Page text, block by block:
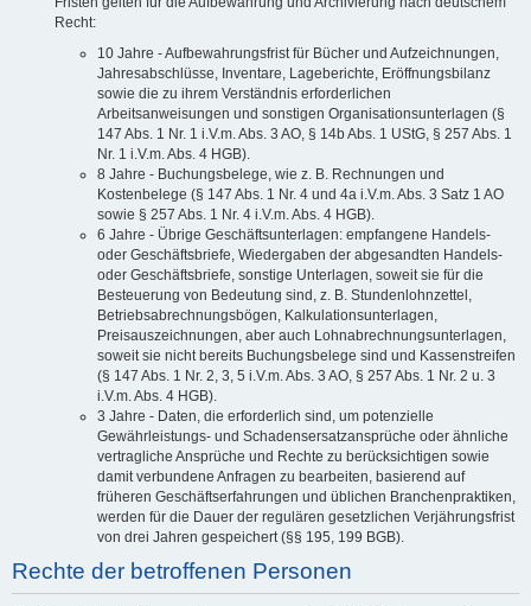
Recht:
10 Jahre - Aufbewahrungsfrist für Bücher und Aufzeichnungen,
Jahresabschlüsse, Inventare, Lageberichte, Eröffnungsbilanz
sowie die zu ihrem Verständnis erforderlichen
Arbeitsanweisungen und sonstigen Organisationsunterlagen (§
147 Abs. 1 Nr. 1 i.V.m. Abs. 3 AO, § 14b Abs. 1 UStG, § 257 Abs. 1
Nr. 1 i.V.m. Abs. 4 HGB).
8 Jahre - Buchungsbelege, wie z. B. Rechnungen und
Kostenbelege (§ 147 Abs. 1 Nr. 4 und 4a i.V.m. Abs. 3 Satz 1 AO
sowie § 257 Abs. 1 Nr. 4 i.V.m. Abs. 4 HGB).
6 Jahre - Übrige Geschäftsunterlagen: empfangene Handels-
oder Geschäftsbriefe, Wiedergaben der abgesandten Handels-
oder Geschäftsbriefe, sonstige Unterlagen, soweit sie für die
Besteuerung von Bedeutung sind, z. B. Stundenlohnzettel,
Betriebsabrechnungsbögen, Kalkulationsunterlagen,
Preisauszeichnungen, aber auch Lohnabrechnungsunterlagen,
soweit sie nicht bereits Buchungsbelege sind und Kassenstreifen
(§ 147 Abs. 1 Nr. 2, 3, 5 i.V.m. Abs. 3 AO, § 257 Abs. 1 Nr. 2 u. 3
i.V.m. Abs. 4 HGB).
3 Jahre - Daten, die erforderlich sind, um potenzielle
Gewährleistungs- und Schadensersatzansprüche oder ähnliche
vertragliche Ansprüche und Rechte zu berücksichtigen sowie
damit verbundene Anfragen zu bearbeiten, basierend auf
früheren Geschäftserfahrungen und üblichen Branchenpraktiken,
werden für die Dauer der regulären gesetzlichen Verjährungsfrist
von drei Jahren gespeichert (§§ 195, 199 BGB).
Rechte der betroffenen Personen